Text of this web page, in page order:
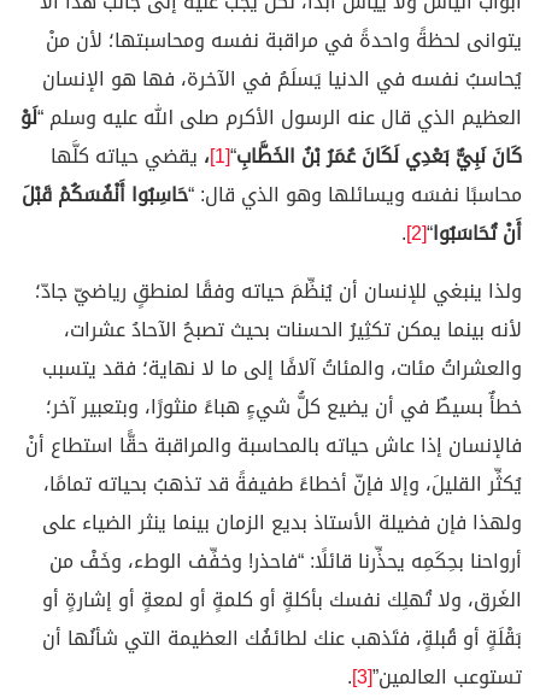
يتوانى لحظةً واحدةً في مراقبة نفسه ومحاسبتها؛ لأن منْ
يُحاسبُ نفسه في الدنيا يَسلَمُ في الآخرة، فها هو الإنسان
العظيم الذي قال عنه الرسول الأكرم صلى الله عليه وسلم “لَوْ
كَانَ نَبِيٌّ بَعْدِي لَكَانَ عُمَرُ بْنُ الخَطَّابِ“
[1] ، يقضي حياته كلَّها
محاسبًا نفسَه ويسائلها وهو الذي قال: “حَاسِبُوا أَنْفُسَكُمْ قَبْلَ
أَنْ تُحَاسَبُوا“
[2]
.
ولذا ينبغي للإنسان أن يُنظِّمَ حياته وفقًا لمنطقٍ رياضيّ جادّ؛
لأنه بينما يمكن تكثِيرُ الحسنات بحيث تصبحُ الآحادُ عشرات،
والعشراتُ مئات، والمئاتُ آلافًا إلى ما لا نهاية؛ فقد يتسبب
خطأٌ بسيطٌ في أن يضيع كلُّ شيءٍ هباءً منثورًا، وبتعبير آخر؛
فالإنسان إذا عاش حياته بالمحاسبة والمراقبة حقًّا استطاع أنْ
يُكثِّر القليلَ، وإلا فإنّ أخطاءً طفيفةً قد تذهبُ بحياته تمامًا،
ولهذا فإن فضيلة الأستاذ بديع الزمان بينما ينثر الضياء على
أرواحنا بحِكَمِه يحذِّرنا قائلًا: “فاحذر! وخفِّف الوطء، وخَفْ من
الغَرق، ولا تُهلِك نفسك بأكلةٍ أو كلمةٍ أو لمعةٍ أو إشارةٍ أو
بَقْلَةٍ أو قُبلةٍ، فتَذهب عنك لطائفُك العظيمة التي شأنُها أن
تستوعب العالمين”[3]
.